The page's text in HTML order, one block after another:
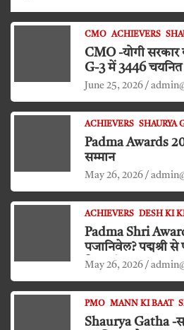
CMO ACHIEVERS
CMO -योगी सरकार
G-3 में 3446 चयनित
June 25, 2026
ACHIEVERS SHAURYA
Padma Awards
सम्मान
May 26, 2026
ACHIEVERS DESH KI
Padma Shri
पजानिवेल? पद्मश्री
किया दंडवत प्रणाम
May 26, 2026
PMO MANN KI BAAT
Shaurya Gatha -